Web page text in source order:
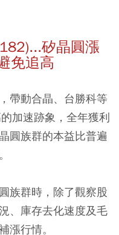
矽晶圓漲
免追高
帶動合晶、台勝科等
加速跡象，全年獲利
圓族群的本益比普遍
族群時，除了觀察股
、庫存去化速度及毛
漲行情。